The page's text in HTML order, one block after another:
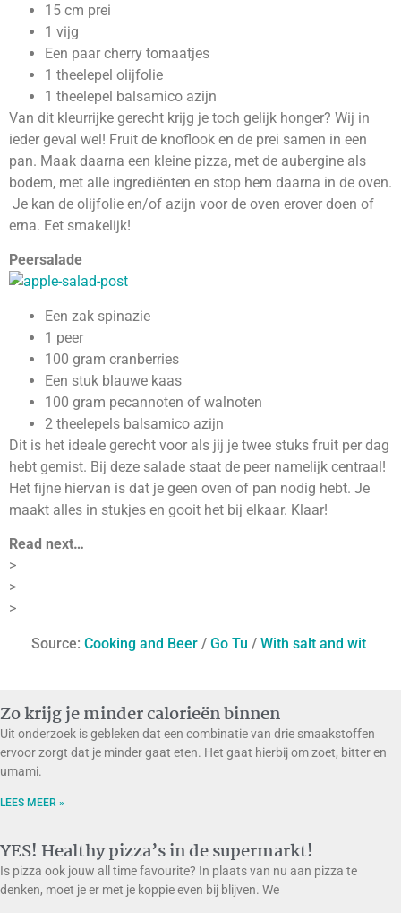
15 cm prei
1 vijg
Een paar cherry tomaatjes
1 theelepel olijfolie
1 theelepel balsamico azijn
Van dit kleurrijke gerecht krijg je toch gelijk honger? Wij in
ieder geval wel! Fruit de knoflook en de prei samen in een
pan. Maak daarna een kleine pizza, met de aubergine als
bodem, met alle ingrediënten en stop hem daarna in de oven.
Je kan de olijfolie en/of azijn voor de oven erover doen of
erna. Eet smakelijk!
Peersalade
Een zak spinazie
1 peer
100 gram cranberries
Een stuk blauwe kaas
100 gram pecannoten of walnoten
2 theelepels balsamico azijn
Dit is het ideale gerecht voor als jij je twee stuks fruit per dag
hebt gemist. Bij deze salade staat de peer namelijk centraal!
Het fijne hiervan is dat je geen oven of pan nodig hebt. Je
maakt alles in stukjes en gooit het bij elkaar. Klaar!
Read next…
>
>
>
Source: Cooking and Beer / Go Tu / With salt and wit
Zo krijg je minder calorieën binnen
Uit onderzoek is gebleken dat een combinatie van drie smaakstoffen
ervoor zorgt dat je minder gaat eten. Het gaat hierbij om zoet, bitter en
umami.
LEES MEER »
YES! Healthy pizza’s in de supermarkt!
Is pizza ook jouw all time favourite? In plaats van nu aan pizza te
denken, moet je er met je koppie even bij blijven. We